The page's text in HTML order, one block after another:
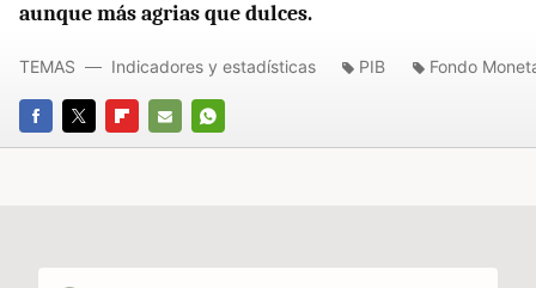
aunque más agrias que dulces.
FACEBOOK
TWITTERFLIPBOARD
E-
WHATSAPP
TEMAS Indicadores y estadísticas PIB Fondo